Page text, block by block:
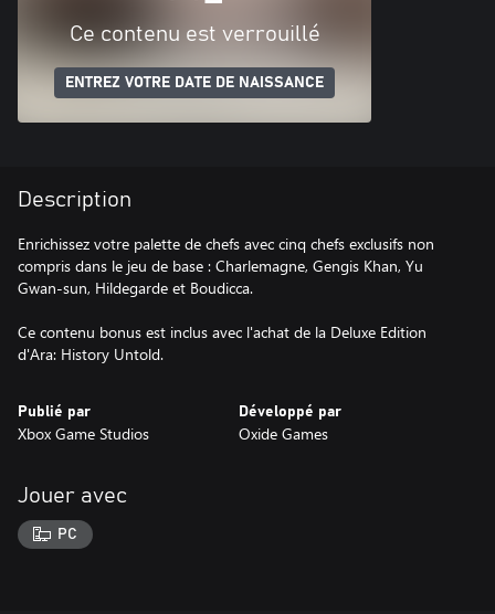
Ce contenu est verrouillé
ENTREZ VOTRE DATE DE NAISSANCE
Description
Enrichissez votre palette de chefs avec cinq chefs exclusifs non
compris dans le jeu de base : Charlemagne, Gengis Khan, Yu
Gwan-sun, Hildegarde et Boudicca.
Ce contenu bonus est inclus avec l'achat de la Deluxe Edition
Publié par
Xbox Game Studios
Développé par
Oxide Games
Jouer avec
PC